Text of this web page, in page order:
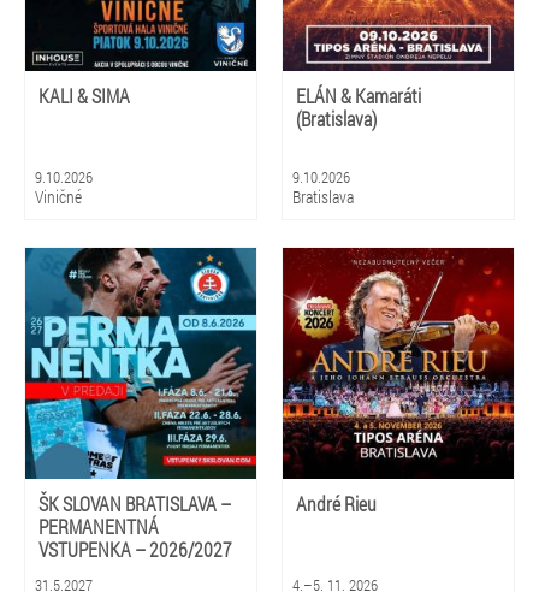
KALI & SIMA
9.10.2026
Viničné
ELÁN & Kamaráti
(Bratislava)
9.10.2026
Bratislava
ŠK SLOVAN BRATISLAVA –
PERMANENTNÁ
VSTUPENKA – 2026/2027
31.5.2027
André Rieu
4.–5. 11. 2026